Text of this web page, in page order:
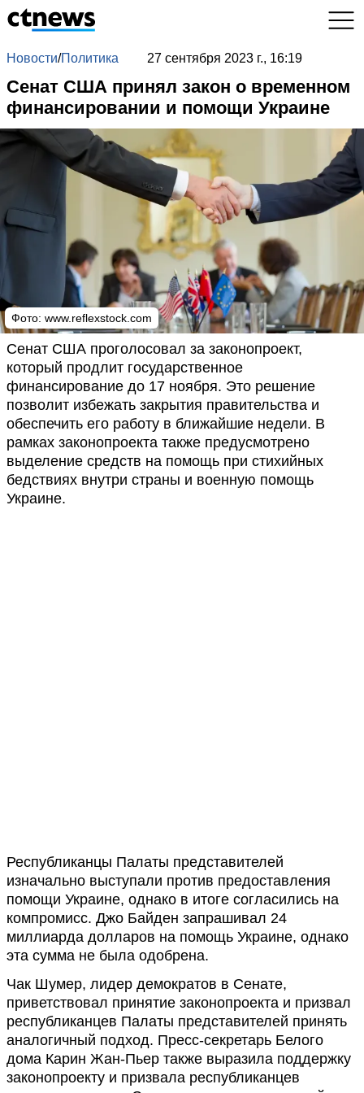
Новости/Политика 27 сентября 2023 г., 16:19
Сенат США принял закон о временном
финансировании и помощи Украине
Фото: www.reflexstock.com
Сенат США проголосовал за законопроект,
который продлит государственное
финансирование до 17 ноября. Это решение
позволит избежать закрытия правительства и
обеспечить его работу в ближайшие недели. В
рамках законопроекта также предусмотрено
выделение средств на помощь при стихийных
бедствиях внутри страны и военную помощь
Украине.
Республиканцы Палаты представителей
изначально выступали против предоставления
помощи Украине, однако в итоге согласились на
компромисс. Джо Байден запрашивал 24
миллиарда долларов на помощь Украине, однако
эта сумма не была одобрена.
Чак Шумер, лидер демократов в Сенате,
приветствовал принятие законопроекта и призвал
республиканцев Палаты представителей принять
аналогичный подход. Пресс-секретарь Белого
дома Карин Жан-Пьер также выразила поддержку
законопроекту и призвала республиканцев